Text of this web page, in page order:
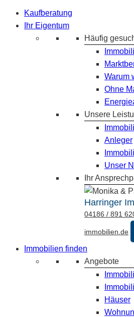
Kaufberatung
Ihr Eigentum
Häufig
Warum
Ohne
Unsere
Anleger
Unser
Ihr
Harringer
04186 / 891
immobilien.de
Immobilien finden
Angebote
Häuser